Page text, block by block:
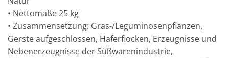
• Nettomaße 25 kg
• Zusammensetzung: Gras-/Leguminosenpflanzen,
Gerste aufgeschlossen, Haferflocken, Erzeugnisse und
Nebenerzeugnisse der Süßwarenindustrie,